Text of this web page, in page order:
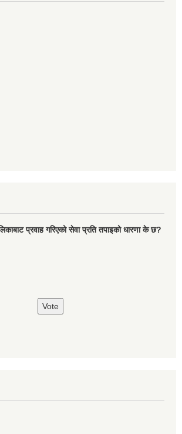
प्रवाह गरिएको सेवा प्रति तपाइको धारणा के छ?